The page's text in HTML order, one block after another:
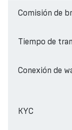
Comisión de
Tiempo de
Conexión de
KYC